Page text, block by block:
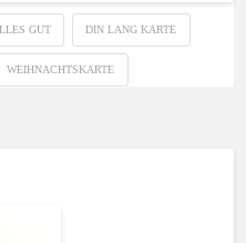
GUT DIN LANG KARTE
WEIHNACHTSKARTE